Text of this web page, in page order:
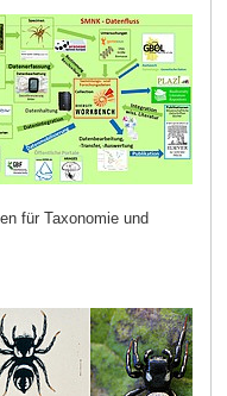
für Taxonomie und